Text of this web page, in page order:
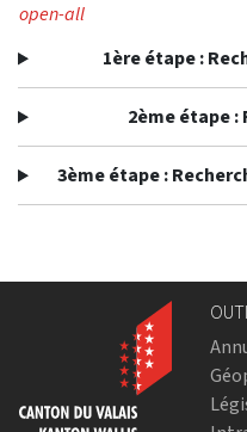
open-all
1ère étape :
2ème étape :
3ème étape :